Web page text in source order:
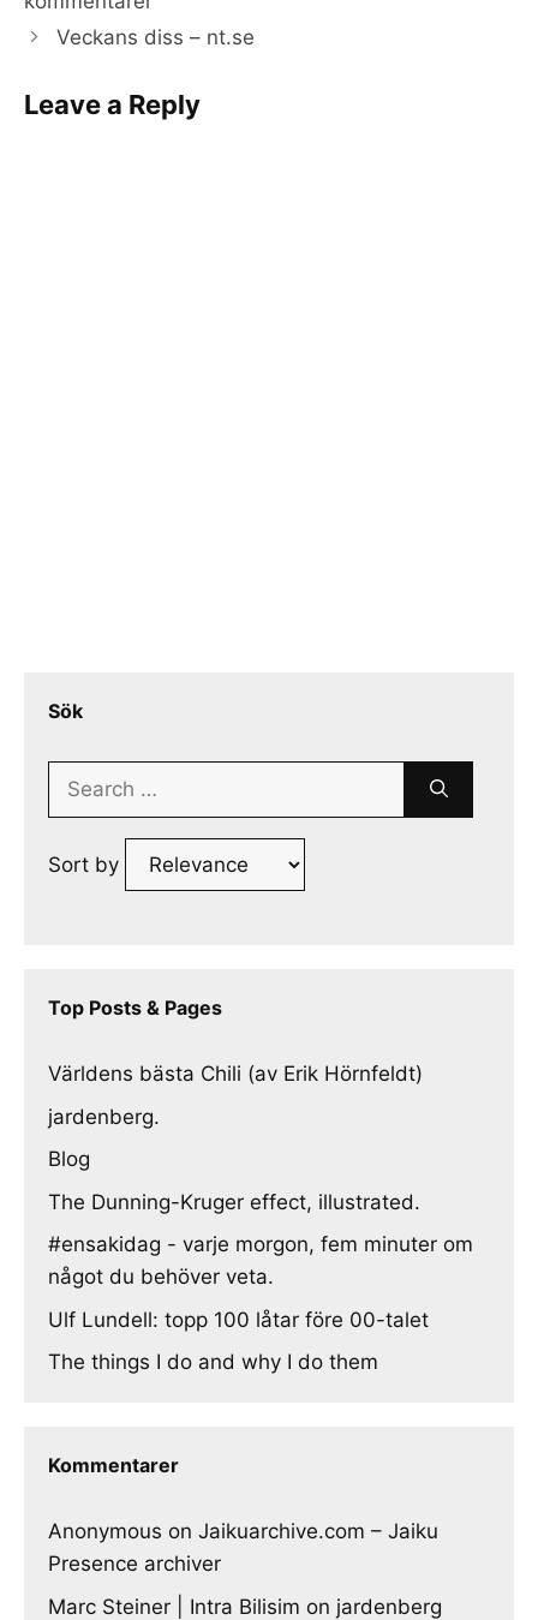
Veckans diss – nt.se
Leave a Reply
Sök
Search
Sort by
Top Posts & Pages
Världens bästa Chili (av Erik Hörnfeldt)
jardenberg.
Blog
The Dunning-Kruger effect, illustrated.
#ensakidag - varje morgon, fem minuter om
något du behöver veta.
Ulf Lundell: topp 100 låtar före 00-talet
The things I do and why I do them
Kommentarer
Anonymous on Jaikuarchive.com – Jaiku
Presence archiver
Marc Steiner | Intra Bilisim on jardenberg